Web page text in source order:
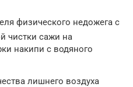
физического недожега с
чистки сажи на
накипи с водяного
лишнего воздуха